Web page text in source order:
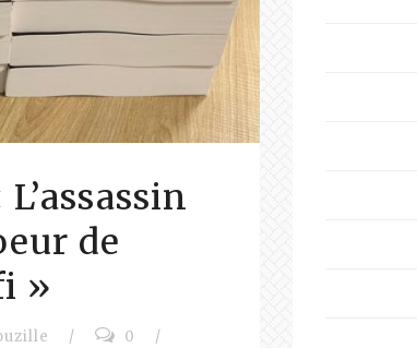
de
»
/ 0
/